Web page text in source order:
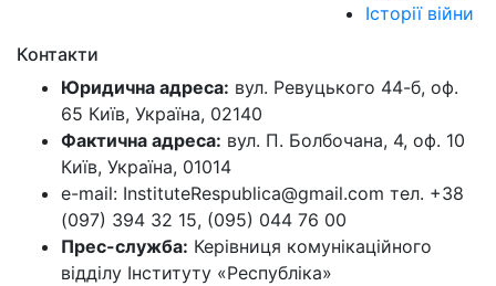
Історії війни
Контакти
Юридична адреса: вул. Ревуцького 44-б, оф.
65 Київ, Україна, 02140
Фактична адреса: вул. П. Болбочана, 4, оф. 10
Київ, Україна, 01014
e-mail: InstituteRespublica@gmail.com тел. +38
(097) 394 32 15, (095) 044 76 00
Прес-служба: Керівниця комунікаційного
відділу Інституту «Республіка»